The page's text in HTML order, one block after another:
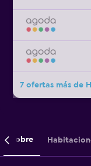
7 ofertas más de
Sobre